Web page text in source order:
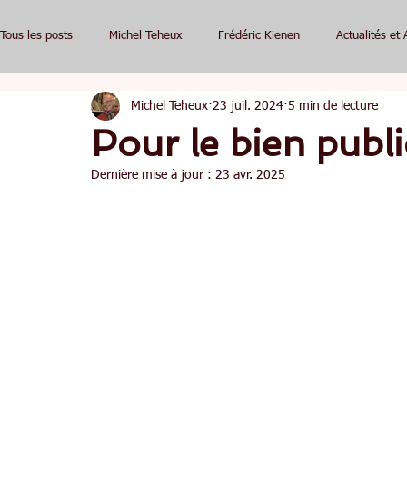
Tous les posts Michel Teheux Frédéric Kienen Actualités et
Pour le bien
Michel Teheux 23 juil. 2024 5 min de lecture
Dernière mise à jour : 23 avr. 2025